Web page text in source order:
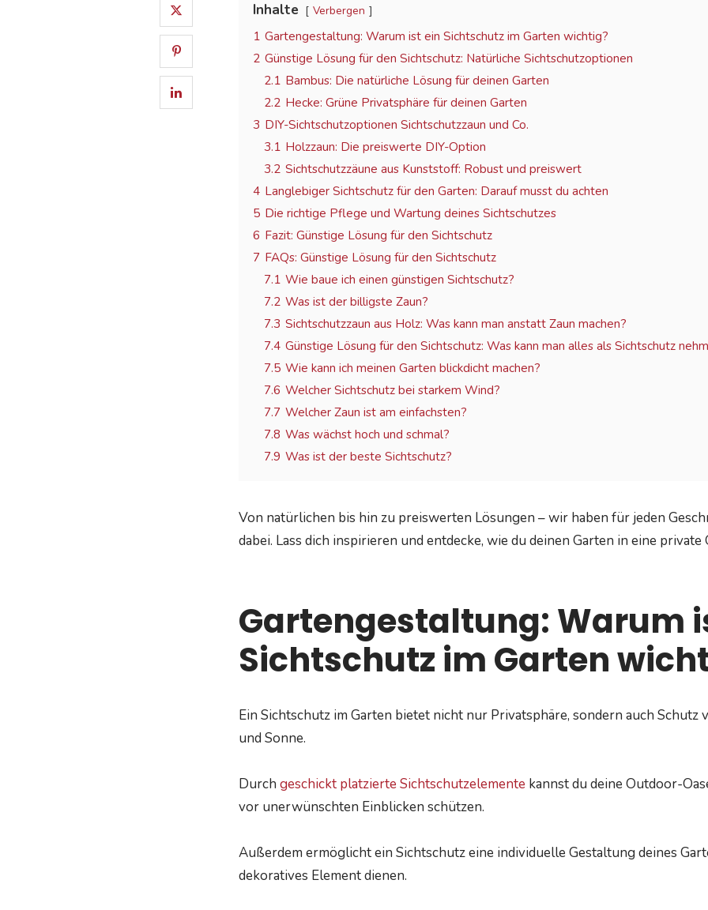
Inhalte Verbergen
1 Gartengestaltung: Warum ist ein Sichtschutz im Garten wichtig?
2 Günstige Lösung für den Sichtschutz: Natürliche Sichtschutzoptionen
2.1 Bambus: Die natürliche Lösung für deinen Garten
2.2 Hecke: Grüne Privatsphäre für deinen Garten
3 DIY-Sichtschutzoptionen Sichtschutzzaun und Co.
3.1 Holzzaun: Die preiswerte DIY-Option
3.2 Sichtschutzzäune aus Kunststoff: Robust und preiswert
4 Langlebiger Sichtschutz für den Garten: Darauf musst du achten
5 Die richtige Pflege und Wartung deines Sichtschutzes
6 Fazit: Günstige Lösung für den Sichtschutz
7 FAQs: Günstige Lösung für den Sichtschutz
7.1 Wie baue ich einen günstigen Sichtschutz?
7.2 Was ist der billigste Zaun?
7.3 Sichtschutzzaun aus Holz: Was kann man anstatt Zaun machen?
7.4 Günstige Lösung für den Sichtschutz: Was kann man alles als Sichtschutz
7.5 Wie kann ich meinen Garten blickdicht machen?
7.6 Welcher Sichtschutz bei starkem Wind?
7.7 Welcher Zaun ist am einfachsten?
7.8 Was wächst hoch und schmal?
7.9 Was ist der beste Sichtschutz?
Von natürlichen bis hin zu preiswerten Lösungen – wir haben für jeden
dabei. Lass dich inspirieren und entdecke, wie du deinen Garten in eine
Gartengestaltung: Warum
Sichtschutz im Garten
Ein Sichtschutz im Garten bietet nicht nur Privatsphäre, sondern auch
und Sonne.
Durch geschickt platzierte Sichtschutzelemente kannst du deine Outdoor-
vor unerwünschten Einblicken schützen.
Außerdem ermöglicht ein Sichtschutz eine individuelle Gestaltung deines
dekoratives Element dienen.